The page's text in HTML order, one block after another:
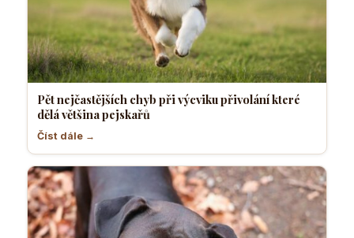
Pět nejčastějších chyb při výcviku přivolání které
dělá většina pejskařů
Číst dále →